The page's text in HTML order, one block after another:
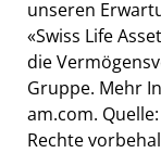
unseren
«Swiss Life
die
Gruppe. Mehr
am.com.
Rechte